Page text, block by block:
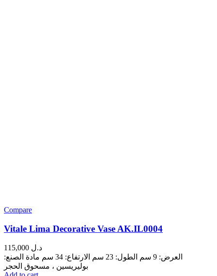
Compare
Vitale Lima Decorative Vase AK.IL0004
د.ل
العرض: 9 سم الطول: 23 سم الارتفاع: 34 سم مادة الصنع:
بوليريسين ، مسحوق الحجر